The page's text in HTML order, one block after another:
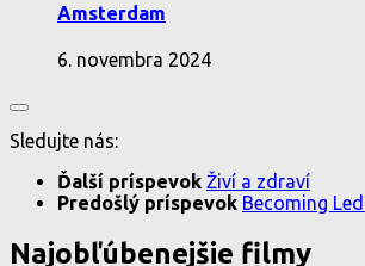
Amsterdam
6. novembra 2024
Sledujte nás:
Ďalší príspevok Živí a zdraví
Predošlý príspevok Becoming
Najobľúbenejšie filmy